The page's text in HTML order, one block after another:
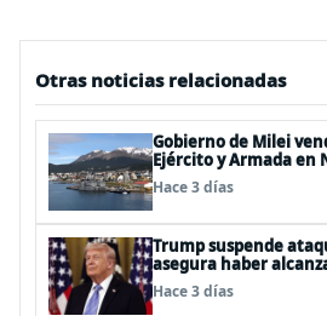
Otras noticias relacionadas
Gobierno de Milei
Ejército y Armada en
Hace 3 días
Trump suspende
asegura haber
acuerdo»
Hace 3 días